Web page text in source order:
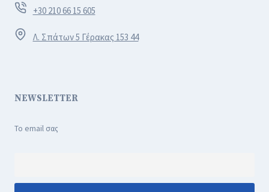
+30 210 66 15 605
Λ. Σπάτων 5 Γέρακας 153 44
NEWSLETTER
Το email σας